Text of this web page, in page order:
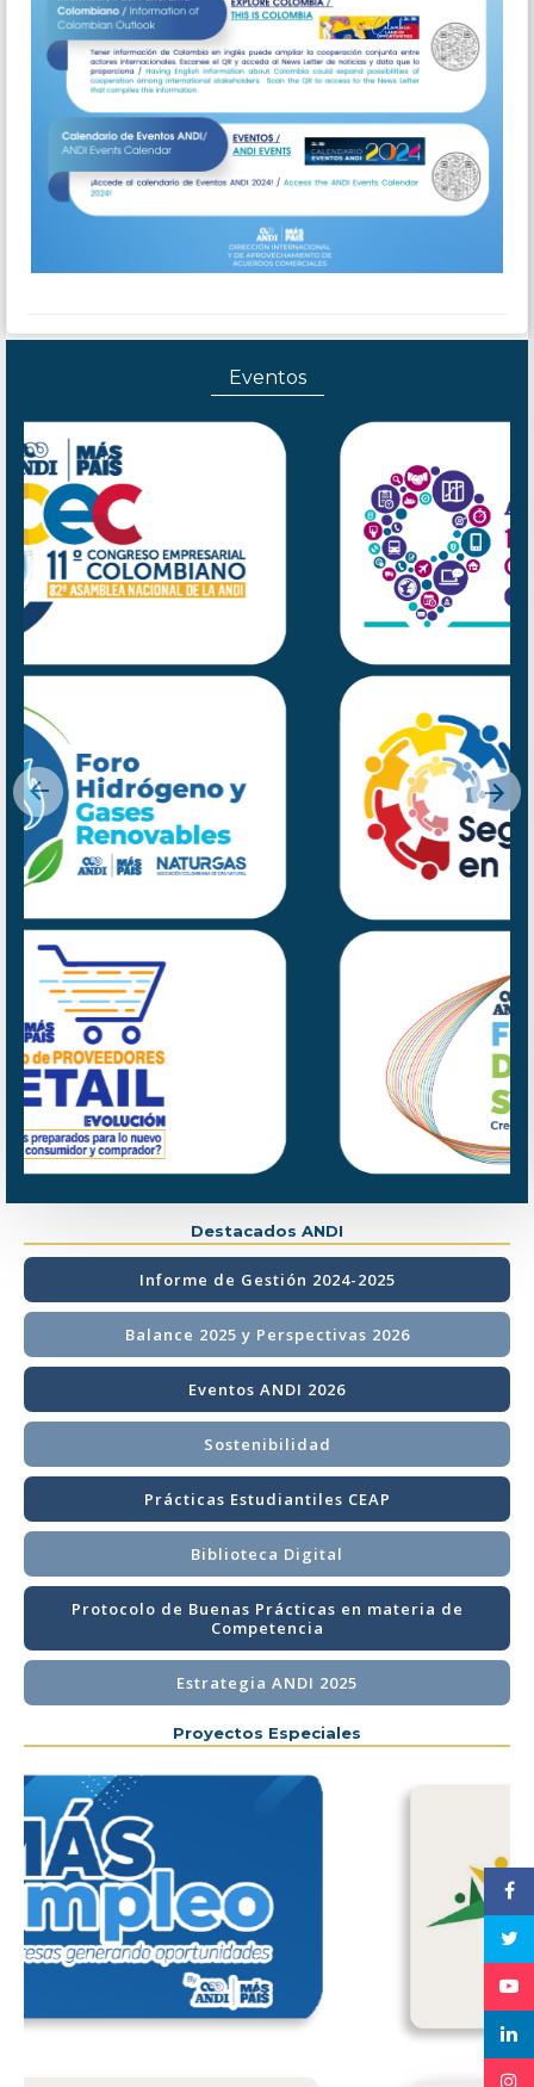
Eventos
Previous Next
Destacados ANDI
Informe de Gestión 2024-2025
Balance 2025 y Perspectivas 2026
Eventos ANDI 2026
Sostenibilidad
Prácticas Estudiantiles CEAP
Biblioteca Digital
Protocolo de Buenas Prácticas en materia de
Competencia
Estrategia ANDI 2025
Proyectos Especiales